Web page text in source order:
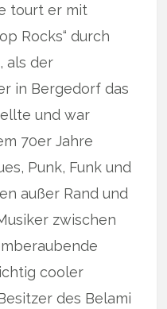
tourt er mit
Rocks“ durch
als der
in Bergedorf das
und war
70er Jahre
Punk, Funk und
außer Rand und
zwischen
cooler
des Belami